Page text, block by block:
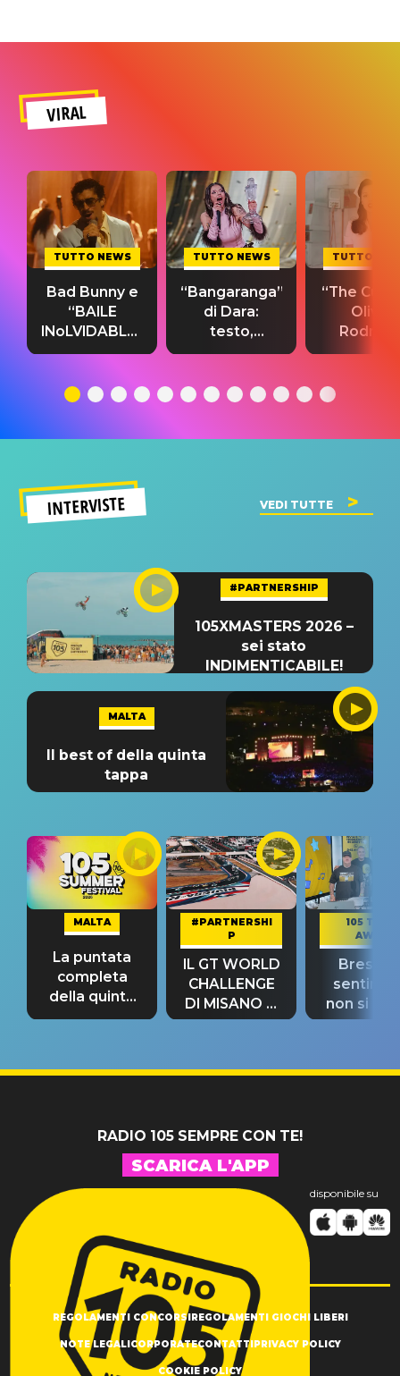
VIRAL
TUTTO NEWS
Bad Bunny e
“BAILE
INoLVIDABLE”:
testo,
significato
TUTTO NEWS
“Bangaranga”
di Dara:
testo,
traduzione e
del singolo
TUTTO
“The
Olivia
testo,
INTERVISTE VEDI TUTTE
#PARTNERSHIP
105XMASTERS 2026 –
sei stato
INDIMENTICABILE!
MALTA
Il best of della quinta
tappa
MALTA
La puntata
completa
della quinta
tappa
#PARTNERSHI
P
IL GT WORLD
CHALLENGE
DI MISANO si
riconferma
105 TAKE
AWAY
Bresh:
non si
fino alla
RADIO 105 SEMPRE CON TE!
SCARICA L'APP
disponibile su
REGOLAMENTI CONCORSI REGOLAMENTI GIOCHI LIBERI
NOTE LEGALI CORPORATECONTATTI PRIVACY POLICY
COOKIE POLICY